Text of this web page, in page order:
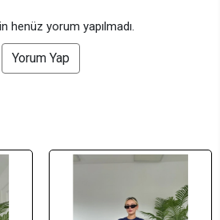
henüz yorum yapılmadı.
Yorum Yap